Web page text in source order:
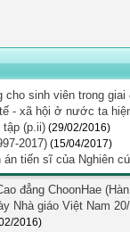
sinh viên trong giai
- xã hội ở nước ta
tập (p.ii) (29/02/2016)
2017) (15/04/2017)
tiến sĩ của Nghiên
đẳng ChoonHae
Nhà giáo Việt Nam
2016)